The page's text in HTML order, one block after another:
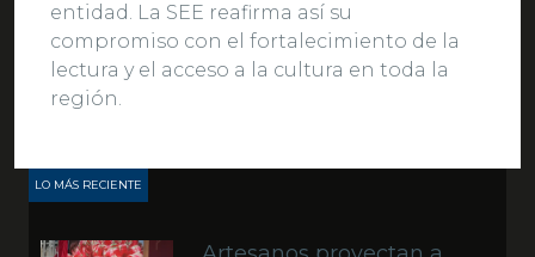
entidad. La SEE reafirma así su
compromiso con el fortalecimiento de la
lectura y el acceso a la cultura en toda la
región.
LO MÁS RECIENTE